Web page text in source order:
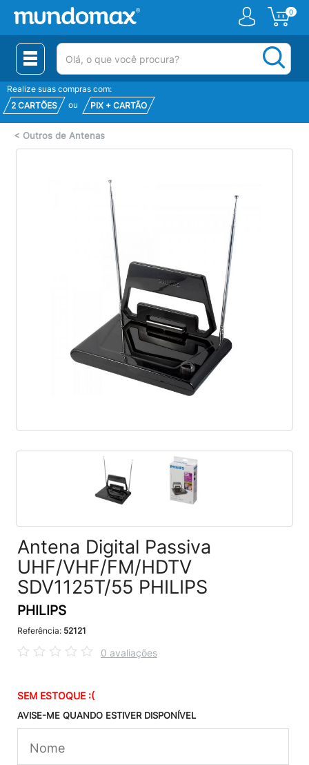
0
(pesquisar)
Realize suas compras com:
2 CARTÕES
ou PIX + CARTÃO
< Outros de Antenas
Antena Digital Passiva
UHF/VHF/FM/HDTV
SDV1125T/55 PHILIPS
PHILIPS
Referência: 52121
0 avaliações
SEM ESTOQUE :(
AVISE-ME QUANDO ESTIVER DISPONÍVEL